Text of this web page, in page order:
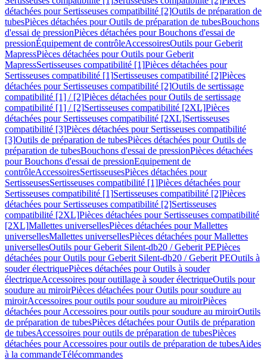
détachées pour Sertisseuses compatibilité [2]Outils de préparation de
tubesPièces détachées pour Outils de préparation de tubesBouchons
d'essai de pressionPièces détachées pour Bouchons d'essai de
pressionÉquipement de contrôleAccessoiresOutils pour Geberit
MapressPièces détachées pour Outils pour Geberit
MapressSertisseuses compatibilité [1]Pièces détachées pour
Sertisseuses compatibilité [1]Sertisseuses compatibilité [2]Pièces
détachées pour Sertisseuses compatibilité [2]Outils de sertissage
compatibilité [1] / [2]Pièces détachées pour Outils de sertissage
compatibilité [1] / [2]Sertisseuses compatibilité [2XL]Pièces
détachées pour Sertisseuses compatibilité [2XL]Sertisseuses
compatibilité [3]Pièces détachées pour Sertisseuses compatibilité
[3]Outils de préparation de tubesPièces détachées pour Outils de
préparation de tubesBouchons d'essai de pressionPièces détachées
pour Bouchons d'essai de pressionEquipement de
contrôleAccessoiresSertisseusesPièces détachées pour
SertisseusesSertisseuses compatibilité [1]Pièces détachées pour
Sertisseuses compatibilité [1]Sertisseuses compatibilité [2]Pièces
détachées pour Sertisseuses compatibilité [2]Sertisseuses
compatibilité [2XL]Pièces détachées pour Sertisseuses compatibilité
[2XL]Mallettes universellesPièces détachées pour Mallettes
universellesMallettes universellesPièces détachées pour Mallettes
universellesOutils pour Geberit Silent-db20 / Geberit PEPièces
détachées pour Outils pour Geberit Silent-db20 / Geberit PEOutils à
souder électriquePièces détachées pour Outils à souder
électriqueAccessoires pour outillage à souder électriqueOutils pour
soudure au miroirPièces détachées pour Outils pour soudure au
miroirAccessoires pour outils pour soudure au miroirPièces
détachées pour Accessoires pour outils pour soudure au miroirOutils
de préparation de tubesPièces détachées pour Outils de préparation
de tubesAccessoires pour outils de préparation de tubesPièces
détachées pour Accessoires pour outils de préparation de tubesAides
à la commandeTélécommandes